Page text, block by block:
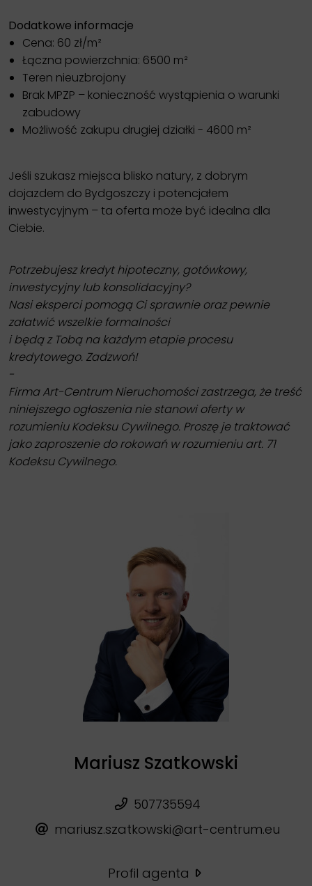
Dodatkowe informacje
Cena: 60 zł/m²
Łączna powierzchnia: 6500 m²
Teren nieuzbrojony
Brak MPZP – konieczność wystąpienia o warunki
zabudowy
Możliwość zakupu drugiej działki - 4600 m²
Jeśli szukasz miejsca blisko natury, z dobrym
dojazdem do Bydgoszczy i potencjałem
inwestycyjnym – ta oferta może być idealna dla
Ciebie.
Potrzebujesz kredyt hipoteczny, gotówkowy,
inwestycyjny lub konsolidacyjny?
Nasi eksperci pomogą Ci sprawnie oraz pewnie
załatwić wszelkie formalności
i będą z Tobą na każdym etapie procesu
kredytowego. Zadzwoń!
-
Firma Art-Centrum Nieruchomości zastrzega, że treść
niniejszego ogłoszenia nie stanowi oferty w
rozumieniu Kodeksu Cywilnego. Proszę je traktować
jako zaproszenie do rokowań w rozumieniu art. 71
Kodeksu Cywilnego.
Mariusz Szatkowski
507735594
mariusz.szatkowski@art-centrum.eu
Profil agenta